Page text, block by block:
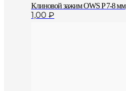
Клиновой зажим OWS P 7-8 мм
1,00 ₽